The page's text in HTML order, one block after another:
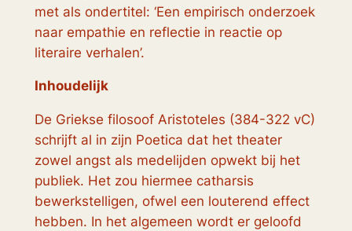
met als ondertitel: ‘Een empirisch onderzoek
naar empathie en reflectie in reactie op
literaire verhalen’.
Inhoudelijk
De Griekse filosoof Aristoteles (384-322 vC)
schrijft al in zijn Poetica dat het theater
zowel angst als medelijden opwekt bij het
publiek. Het zou hiermee catharsis
bewerkstelligen, ofwel een louterend effect
hebben. In het algemeen wordt er geloofd